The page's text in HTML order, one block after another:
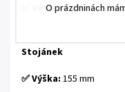
O prázdninách
✅ Váha:75 g
Stojánek
✅ Výška: 155 mm